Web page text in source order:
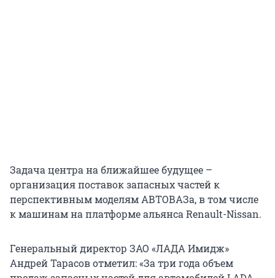
Задача центра на ближайшее будущее –
организация поставок запасных частей к
перспективным моделям АВТОВАЗа, в том числе
к машинам на платформе альянса Renault-Nissan.
Генеральный директор ЗАО «ЛАДА Имидж»
Андрей Тарасов отметил: «За три года объем